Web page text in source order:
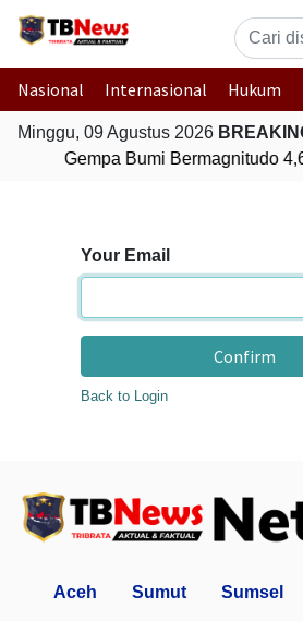
Nasional Internasional Hukum
Minggu, 09 Agustus 2026
Gempa Bumi Bermagnitudo
Your Email
Confirm
Back to Login
Aceh Sumut Sumsel